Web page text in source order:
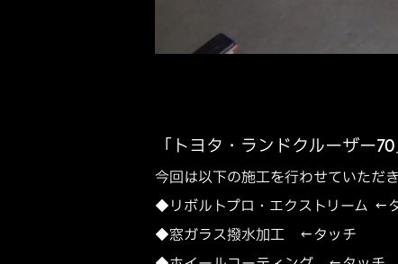
「トヨタ・ランドクルーザー
今回は以下の施工を行わせていただき
◆リボルトプロ・エクストリーム ←
◆窓ガラス撥水加工 ←タッチ